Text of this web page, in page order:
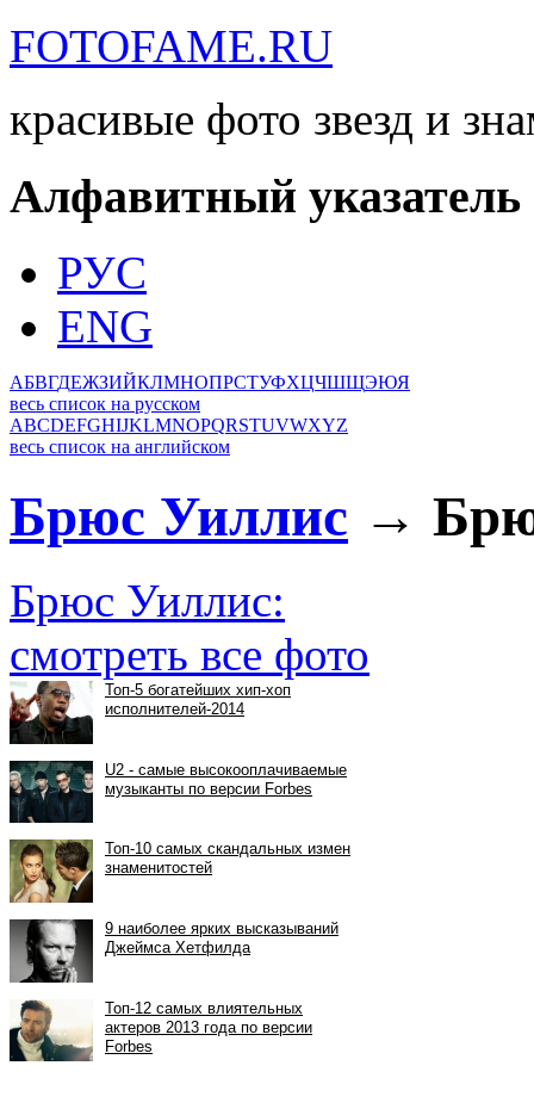
FOTOFAME.RU
красивые фото звезд и
Алфавитный указатель
РУС
ENG
АБВГДЕЖЗИЙКЛМНОПРСТУФХЦЧШЩЭЮЯ
весь список на русском
ABCDEFGHIJKLMNOPQRSTUVWXYZ
весь список на английском
Брюс Уиллис →
Брюс Уиллис:
смотреть все фото